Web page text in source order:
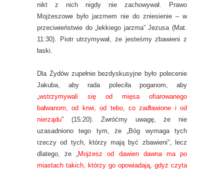
nikt z nich nigdy nie zachowywał. Prawo
Mojżeszowe było jarzmem nie do zniesienie – w
przeciwieństwie do „lekkiego jarzma” Jezusa (Mat.
11:30). Piotr utrzymywał, że jesteśmy zbawieni z
łaski.
Dla Żydów zupełnie bezdyskusyjne było polecenie
Jakuba, aby rada poleciła poganom, aby
wstrzymywali się od mięsa ofiarowanego
bałwanom, od krwi, od tebo, co zadławione i od
nierządu” (15:20). Zwróćmy uwagę, że nie
uzasadniono tego tym, że „Bóg wymaga tych
rzeczy od tych, którzy mają być zbawieni”, lecz
dlatego, że „
Mojżesz od dawien dawna ma po
miastach takich, którzy go opowiadają, gdyż czyta